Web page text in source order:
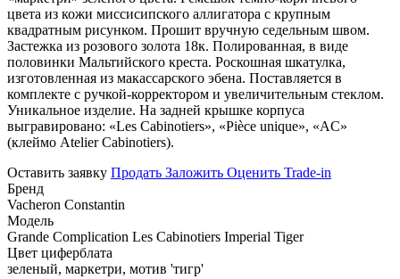
цвета из кожи миссисипского аллигатора с крупным
квадратным рисунком. Прошит вручную седельным швом.
Застежка из розового золота 18к. Полированная, в виде
половинки Мальтийского креста. Роскошная шкатулка,
изготовленная из макассарского эбена. Поставляется в
комплекте с ручкой-корректором и увеличительным стеклом.
Уникальное изделие. На задней крышке корпуса
выгравировано: «Les Cabinotiers», «Pièce unique», «AC»
(клеймо Atelier Cabinotiers).
Оставить заявку Продать Заложить Оценить Trade-in
Бренд
Vacheron Constantin
Модель
Grande Complication Les Cabinotiers Imperial Tiger
Цвет циферблата
зеленый, маркетри, мотив 'тигр'